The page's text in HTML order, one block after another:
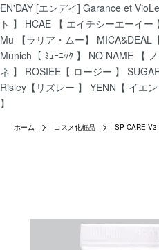
EN'DAY [エンデイ] Garance et
ト 】 HCAE 【 エイチシーエーイ
Mu 【ラリア・ムー】 MICA&DEAL
Munich【 ﾐｭｰﾆｯｸ 】 NO NAME 【
ネ 】 ROSIEE【 ロージー 】
Risley【リズレー 】 YENN【 イエ
】
ホーム コスメ化粧品 SP CARE V3